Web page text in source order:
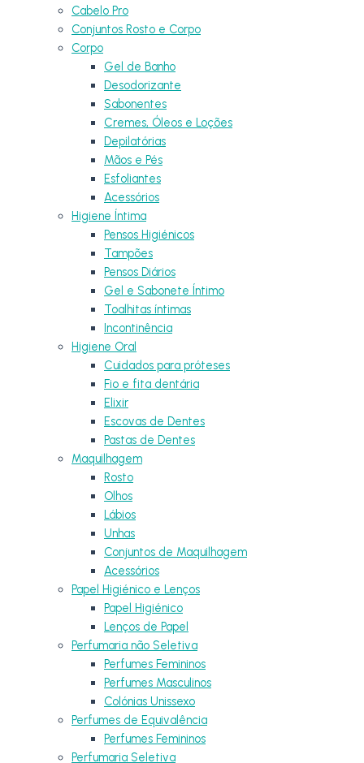
Cabelo Pro
Conjuntos Rosto e Corpo
Corpo
Gel de Banho
Desodorizante
Sabonentes
Cremes, Óleos e Loções
Depilatórias
Mãos e Pés
Esfoliantes
Acessórios
Higiene Íntima
Pensos Higiénicos
Tampões
Pensos Diários
Gel e Sabonete Íntimo
Toalhitas íntimas
Incontinência
Higiene Oral
Cuidados para próteses
Fio e fita dentária
Elixir
Escovas de Dentes
Pastas de Dentes
Maquilhagem
Rosto
Olhos
Lábios
Unhas
Conjuntos de Maquilhagem
Acessórios
Papel Higiénico e Lenços
Papel Higiénico
Lenços de Papel
Perfumaria não Seletiva
Perfumes Femininos
Perfumes Masculinos
Colónias Unissexo
Perfumes de Equivalência
Perfumes Femininos
Perfumaria Seletiva